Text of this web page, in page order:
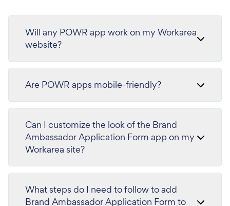
Will any POWR app work on my Workarea
website?
Are POWR apps mobile-friendly?
Can I customize the look of the Brand
Ambassador Application Form app on my
Workarea site?
What steps do I need to follow to add
Brand Ambassador Application Form to